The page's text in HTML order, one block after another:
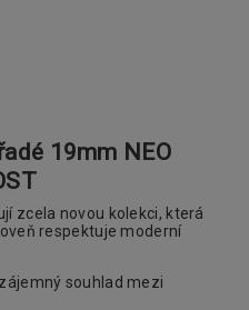
19mm NEO
zcela novou kolekci, která
respektuje moderní
souhlad mezi